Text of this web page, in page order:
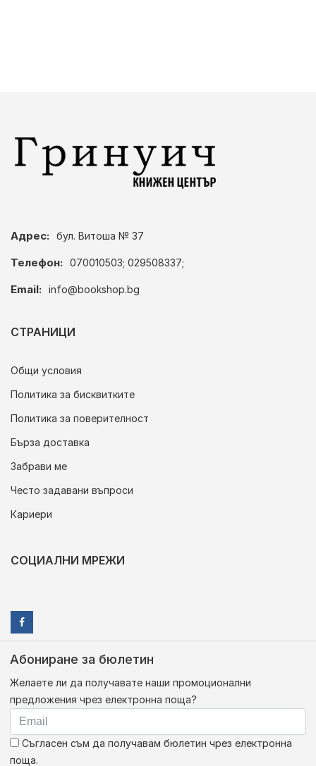
Адрес: бул. Витоша № 37
Телефон: 070010503; 029508337;
Email: info@bookshop.bg
СТРАНИЦИ
Общи условия
Политика за бисквитките
Политика за поверителност
Бърза доставка
Забрави ме
Често задавани въпроси
Кариери
СОЦИАЛНИ МРЕЖИ
Абониране за бюлетин
Желаете ли да получавате наши промоционални
предложения чрез електронна поща?
Съгласен съм да получавам бюлетин чрез електронна
поща.